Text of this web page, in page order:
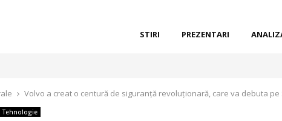
STIRI PREZENTARI
Volvo a creat o centură de siguranță revoluționară, care va debuta pe
Tehnologie